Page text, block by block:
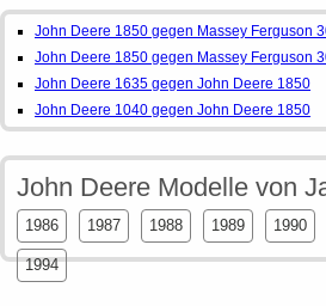
John Deere 1850 gegen Massey Ferguson
John Deere 1850 gegen Massey Ferguson
John Deere 1635 gegen John Deere 1850
John Deere 1040 gegen John Deere 1850
John Deere Modelle von
1986 1987 1988 1989 1990
1994